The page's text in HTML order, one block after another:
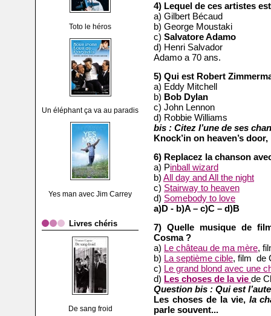
Toto le héros
Un éléphant ça va au paradis
Yes man avec Jim Carrey
Livres chéris
De sang froid
4) Lequel de ces artistes
a) Gilbert Bécaud
b) George Moustaki
c) Salvatore Adamo
d) Henri Salvador
Adamo a 70 ans.
5) Qui est Robert
a) Eddy Mitchell
b) Bob Dylan
c) John Lennon
d) Robbie Williams
bis : Citez l’une de ses
Knock’in on heaven’s
6) Replacez la chanson
a) Pinball wizard
b) All day and All the night
c) Stairway to heaven
d) Somebody to love
a)D - b)A – c)C – d)B
7) Quelle musique de
Cosma ?
a) Le château de ma mère,
b) La septième cible, film de
c) Le grand blond avec une
d) Les choses de la vie de
Question bis : Qui est
Les choses de la vie, la
parle souvent...